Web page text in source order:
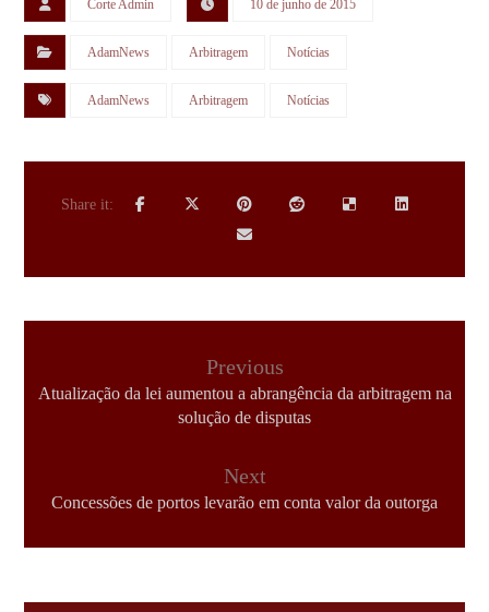
Corte Admin 10 de junho de 2015
AdamNews Arbitragem Notícias
AdamNews Arbitragem Notícias
Previous
Atualização da lei aumentou a abrangência da arbitragem na
solução de disputas
Next
Concessões de portos levarão em conta valor da outorga